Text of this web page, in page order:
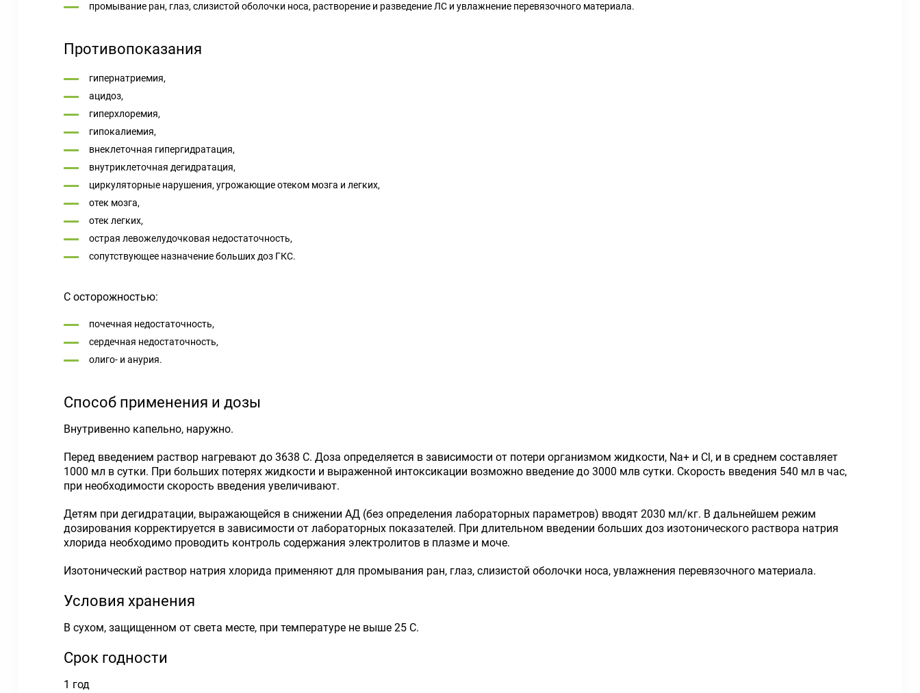
промывание ран, глаз, слизистой оболочки носа, растворение и разведение ЛС и увлажнение перевязочного материала.
Противопоказания
гипернатриемия,
ацидоз,
гиперхлоремия,
гипокалиемия,
внеклеточная гипергидратация,
внутриклеточная дегидратация,
циркуляторные нарушения, угрожающие отеком мозга и легких,
отек мозга,
отек легких,
острая левожелудочковая недостаточность,
сопутствующее назначение больших доз ГКС.
С осторожностью:
почечная недостаточность,
сердечная недостаточность,
олиго- и анурия.
Способ применения и дозы
Внутривенно капельно, наружно.
Перед введением раствор нагревают до 3638 C. Доза определяется в зависимости от потери организмом жидкости, Na+ и Cl, и в среднем составляет
1000 мл в сутки. При больших потерях жидкости и выраженной интоксикации возможно введение до 3000 млв сутки. Скорость введения 540 мл в час,
при необходимости скорость введения увеличивают.
Детям при дегидратации, выражающейся в снижении АД (без определения лабораторных параметров) вводят 2030 мл/кг. В дальнейшем режим
дозирования корректируется в зависимости от лабораторных показателей. При длительном введении больших доз изотонического раствора натрия
хлорида необходимо проводить контроль содержания электролитов в плазме и моче.
Изотонический раствор натрия хлорида применяют для промывания ран, глаз, слизистой оболочки носа, увлажнения перевязочного материала.
Условия хранения
В сухом, защищенном от света месте, при температуре не выше 25 C.
Срок годности
1 год